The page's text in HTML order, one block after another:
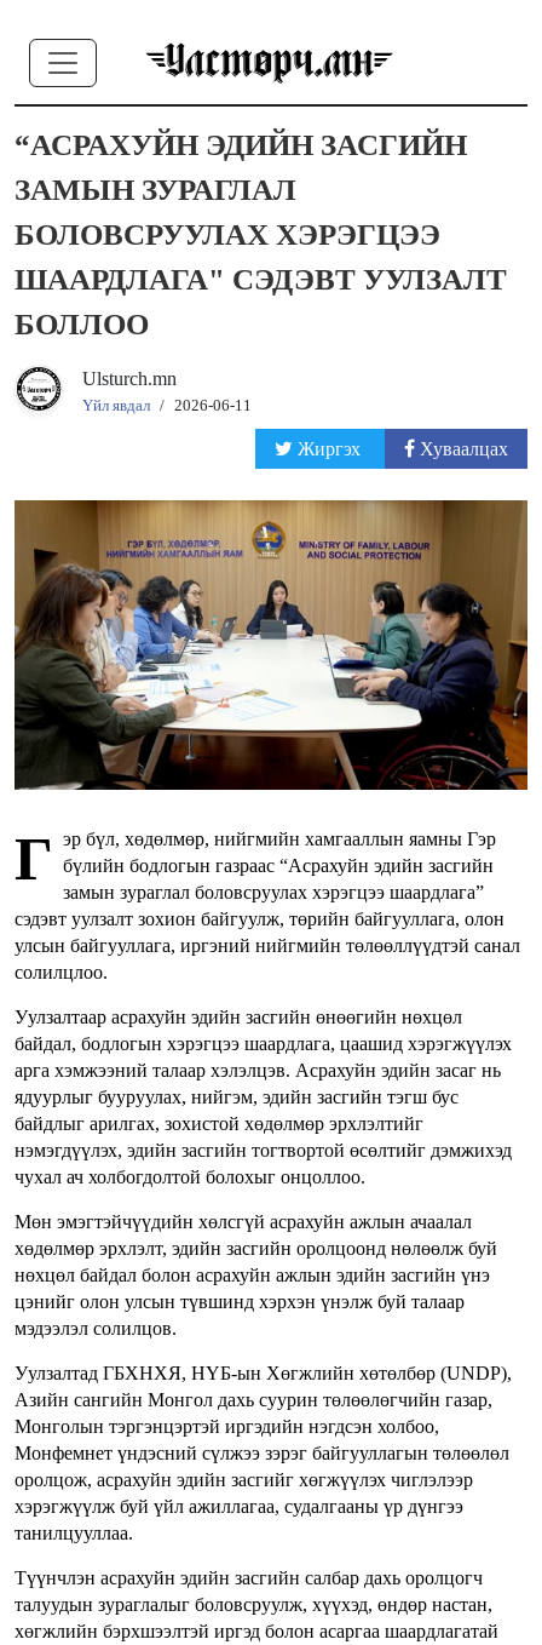
“АСРАХУЙН ЭДИЙН ЗАСГИЙН
ЗАМЫН ЗУРАГЛАЛ
БОЛОВСРУУЛАХ ХЭРЭГЦЭЭ
ШААРДЛАГА" СЭДЭВТ УУЛЗАЛТ
БОЛЛОО
Ulsturch.mn
Үйл явдал / 2026-06-11
Жиргэх Хуваалцах
Г
эр бүл, хөдөлмөр, нийгмийн хамгааллын яамны Гэр
бүлийн бодлогын газраас “Асрахуйн эдийн засгийн
замын зураглал боловсруулах хэрэгцээ шаардлага”
сэдэвт уулзалт зохион байгуулж, төрийн байгууллага, олон
улсын байгууллага, иргэний нийгмийн төлөөллүүдтэй санал
солилцлоо.
Уулзалтаар асрахуйн эдийн засгийн өнөөгийн нөхцөл
байдал, бодлогын хэрэгцээ шаардлага, цаашид хэрэгжүүлэх
арга хэмжээний талаар хэлэлцэв. Асрахуйн эдийн засаг нь
ядуурлыг бууруулах, нийгэм, эдийн засгийн тэгш бус
байдлыг арилгах, зохистой хөдөлмөр эрхлэлтийг
нэмэгдүүлэх, эдийн засгийн тогтвортой өсөлтийг дэмжихэд
чухал ач холбогдолтой болохыг онцоллоо.
Мөн эмэгтэйчүүдийн хөлсгүй асрахуйн ажлын ачаалал
хөдөлмөр эрхлэлт, эдийн засгийн оролцоонд нөлөөлж буй
нөхцөл байдал болон асрахуйн ажлын эдийн засгийн үнэ
цэнийг олон улсын түвшинд хэрхэн үнэлж буй талаар
мэдээлэл солилцов.
Уулзалтад ГБХНХЯ, НҮБ-ын Хөгжлийн хөтөлбөр (UNDP),
Азийн сангийн Монгол дахь суурин төлөөлөгчийн газар,
Монголын тэргэнцэртэй иргэдийн нэгдсэн холбоо,
Монфемнет үндэсний сүлжээ зэрэг байгууллагын төлөөлөл
оролцож, асрахуйн эдийн засгийг хөгжүүлэх чиглэлээр
хэрэгжүүлж буй үйл ажиллагаа, судалгааны үр дүнгээ
танилцууллаа.
Түүнчлэн асрахуйн эдийн засгийн салбар дахь оролцогч
талуудын зураглалыг боловсруулж, хүүхэд, өндөр настан,
хөгжлийн бэрхшээлтэй иргэд болон асаргаа шаардлагатай